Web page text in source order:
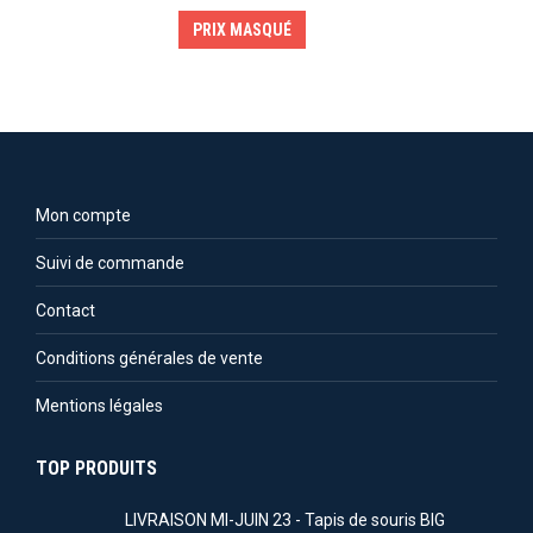
PRIX MASQUÉ
Mon compte
Suivi de commande
Contact
Conditions générales de vente
Mentions légales
TOP PRODUITS
LIVRAISON MI-JUIN 23 - Tapis de souris BIG